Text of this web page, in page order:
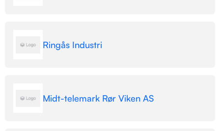
Ringås Industri
Midt-telemark Rør Viken AS